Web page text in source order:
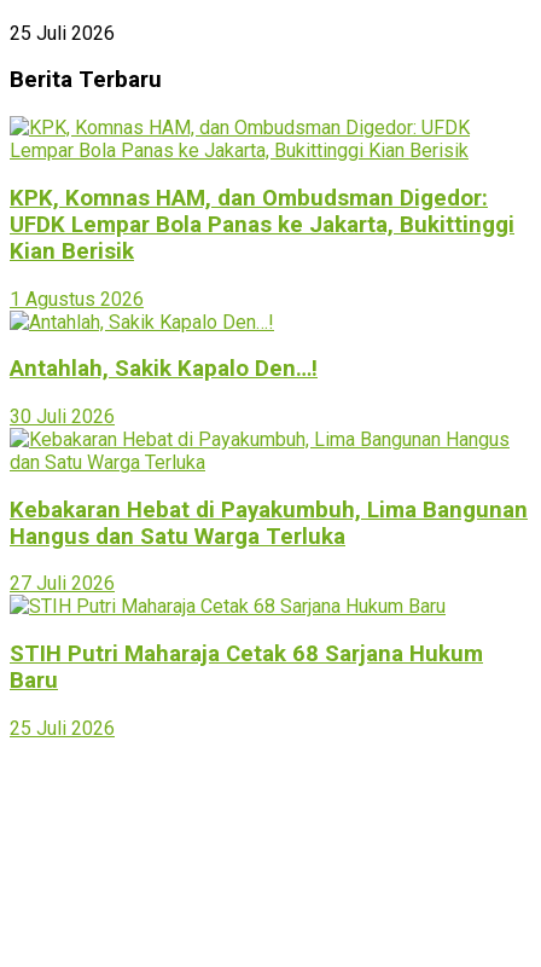
25 Juli 2026
Berita Terbaru
KPK, Komnas HAM, dan Ombudsman Digedor:
UFDK Lempar Bola Panas ke Jakarta, Bukittinggi
Kian Berisik
1 Agustus 2026
Antahlah, Sakik Kapalo Den…!
30 Juli 2026
Kebakaran Hebat di Payakumbuh, Lima Bangunan
Hangus dan Satu Warga Terluka
27 Juli 2026
STIH Putri Maharaja Cetak 68 Sarjana Hukum
Baru
25 Juli 2026